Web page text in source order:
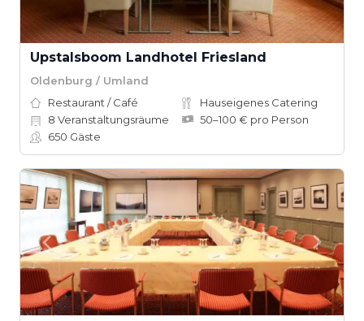
Upstalsboom Landhotel Friesland
Oldenburg / Umland
Restaurant / Café
Hauseigenes Catering
8 Veranstaltungsräume
50–100 € pro Person
650 Gäste